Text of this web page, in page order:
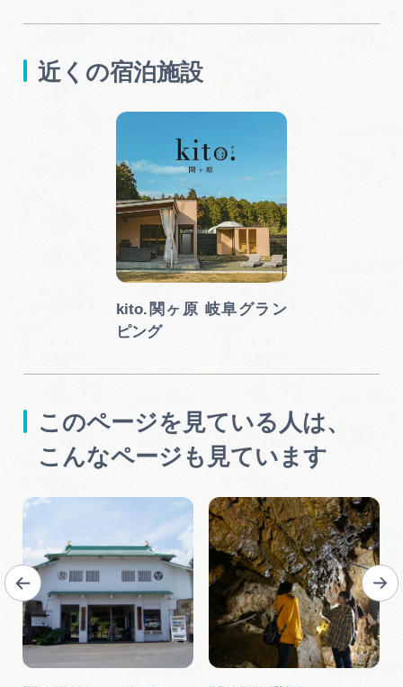
近くの宿泊施設
kito.関ヶ原 岐阜グラン
ピング
このページを見ている人は、
こんなページも見ています